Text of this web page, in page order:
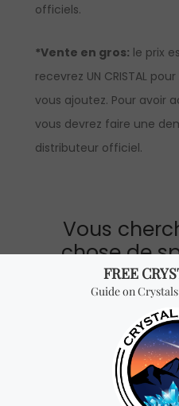
officiels.
*Vente en gros: le prix
recevrez UN CRISTAL
vous ajoutez. Pour avoir
vous devrez faire une
distributeur officiel.
Vous
chose de
un coup